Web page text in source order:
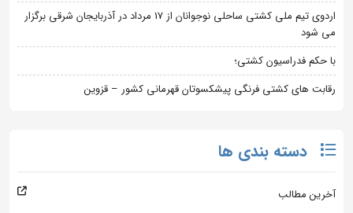
اردوی تیم ملی کشتی ساحلی نوجوانان از 17 مرداد در آذربایجان شرقی برگزار
می شود
با حکم فدراسیون کشتی؛
رقابت های کشتی فرنگی پیشکسوتان قهرمانی کشور – قزوین
دسته بندی ها
آخرین مطالب